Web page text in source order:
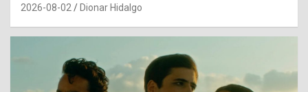
2026-08-02 Dionar Hidalgo